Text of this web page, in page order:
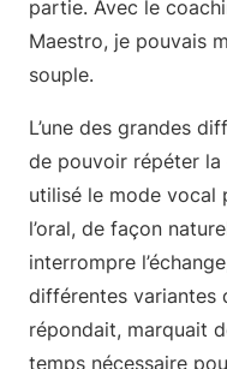
partie. Avec le
Maestro, je pouvais
souple.
L’une des grandes
de pouvoir répéter la
utilisé le mode vocal
l’oral, de façon
interrompre
différentes variantes
répondait, marquait
temps nécessaire